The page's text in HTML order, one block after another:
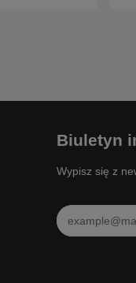
Biuletyn
Wypisz się z